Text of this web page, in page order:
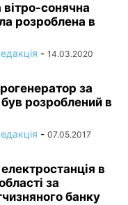
вітро-сонячна
розроблена в
- 14.03.2020
за
розроблений в
- 07.05.2017
в
за
банку